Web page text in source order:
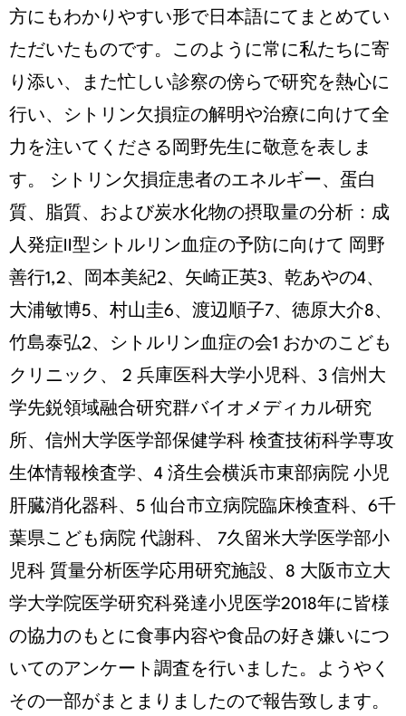
方にもわかりやすい形で日本語にてまとめてい
ただいたものです。このように常に私たちに寄
り添い、また忙しい診察の傍らで研究を熱心に
行い、シトリン欠損症の解明や治療に向けて全
力を注いてくださる岡野先生に敬意を表しま
す。 シトリン欠損症患者のエネルギー、蛋白
質、脂質、および炭水化物の摂取量の分析：成
人発症II型シトルリン血症の予防に向けて 岡野
善行1,2、岡本美紀2、矢崎正英3、乾あやの4、
大浦敏博5、村山圭6、渡辺順子7、徳原大介8、
竹島泰弘2、シトルリン血症の会1 おかのこども
クリニック、 2 兵庫医科大学小児科、3 信州大
学先鋭領域融合研究群バイオメディカル研究
所、信州大学医学部保健学科 検査技術科学専攻
生体情報検査学、4 済生会横浜市東部病院 小児
肝臓消化器科、5 仙台市立病院臨床検査科、6千
葉県こども病院 代謝科、 7久留米大学医学部小
児科 質量分析医学応用研究施設、8 大阪市立大
学大学院医学研究科発達小児医学2018年に皆様
の協力のもとに食事内容や食品の好き嫌いにつ
いてのアンケート調査を行いました。ようやく
その一部がまとまりましたので報告致します。